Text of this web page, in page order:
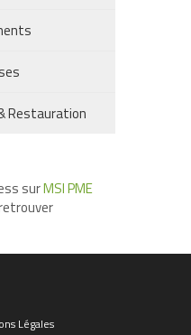
Restauration
surMSI PME
Légales